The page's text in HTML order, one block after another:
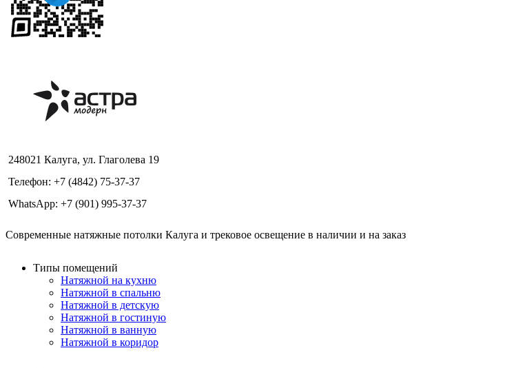
248021 Калуга, ул. Глаголева 19
Телефон: +7 (4842) 75-37-37
WhatsApp: +7 (901) 995-37-37
Современные натяжные потолки Калуга и трековое освещение в наличии и на заказ
Типы помещений
Натяжной на кухню
Натяжной в спальню
Натяжной в детскую
Натяжной в гостиную
Натяжной в ванную
Натяжной в коридор